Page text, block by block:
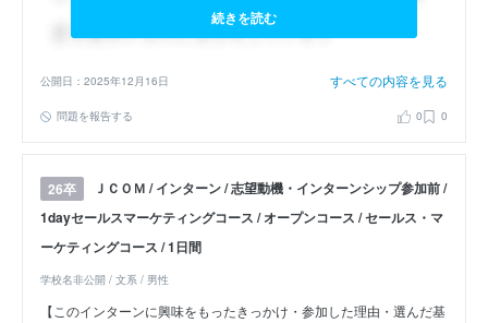
続きを読む
公開日：2025年12月16日 すべての内容を見る
問題を報告する 0 0
26卒
ＪＣＯＭ / インターン / 志望動機・インターンシップ参加前 /
1dayセールスマーケティングコース / オープンコース / セールス・マ
ーケティングコース / 1日間
学校名非公開 / 文系 / 男性
【このインターンに興味をもったきっかけ・参加した理由・選んだ基